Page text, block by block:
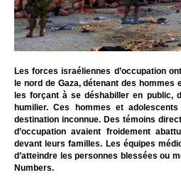
Les forces israéliennes d’occupation
le nord de Gaza, détenant des hommes
les forçant à se déshabiller en public,
humilier. Ces hommes et
destination inconnue. Des témoins
d’occupation avaient froidement
devant leurs familles. Les équipes
d’atteindre les personnes blessées ou
Numbers.